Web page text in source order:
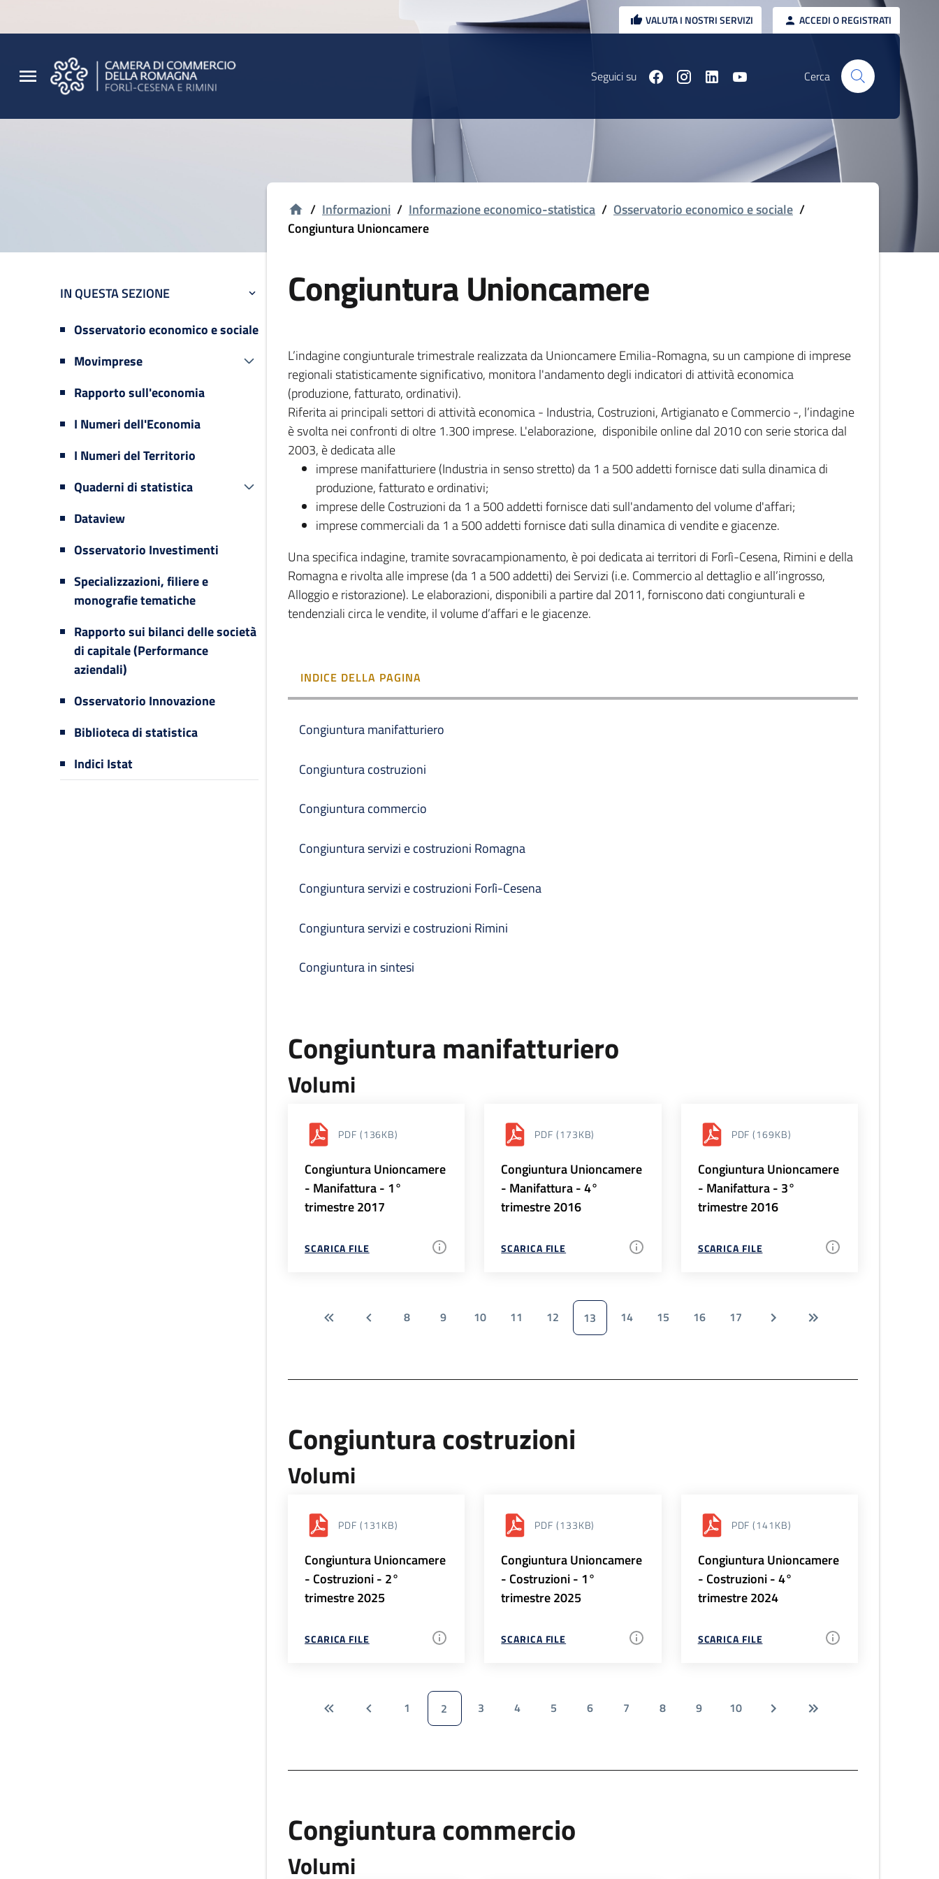
VALUTA I NOSTRI SERVIZI ACCEDI O REGISTRATI
Seguici su Cerca
IN QUESTA SEZIONE
Osservatorio economico e sociale
Movimprese
Rapporto sull'economia
I Numeri dell'Economia
I Numeri del Territorio
Quaderni di statistica
Dataview
Osservatorio Investimenti
Specializzazioni, filiere e
monografie tematiche
Rapporto sui bilanci delle società
di capitale (Performance
aziendali)
Osservatorio Innovazione
Biblioteca di statistica
Indici Istat
/ Informazioni / Informazione economico-statistica / Osservatorio economico e sociale /
Congiuntura Unioncamere
Congiuntura Unioncamere
L’indagine congiunturale trimestrale realizzata da Unioncamere Emilia-Romagna, su un campione di imprese
regionali statisticamente significativo, monitora l'andamento degli indicatori di attività economica
(produzione, fatturato, ordinativi).
Riferita ai principali settori di attività economica - Industria, Costruzioni, Artigianato e Commercio -, l’indagine
è svolta nei confronti di oltre 1.300 imprese. L'elaborazione, disponibile online dal 2010 con serie storica dal
2003, è dedicata alle
imprese manifatturiere (Industria in senso stretto) da 1 a 500 addetti fornisce dati sulla dinamica di
produzione, fatturato e ordinativi;
imprese delle Costruzioni da 1 a 500 addetti fornisce dati sull'andamento del volume d'affari;
imprese commerciali da 1 a 500 addetti fornisce dati sulla dinamica di vendite e giacenze.
Una specifica indagine, tramite sovracampionamento, è poi dedicata ai territori di Forlì-Cesena, Rimini e della
Romagna e rivolta alle imprese (da 1 a 500 addetti) dei Servizi (i.e. Commercio al dettaglio e all’ingrosso,
Alloggio e ristorazione). Le elaborazioni, disponibili a partire dal 2011, forniscono dati congiunturali e
tendenziali circa le vendite, il volume d’affari e le giacenze.
INDICE DELLA PAGINA
Congiuntura manifatturiero
Congiuntura costruzioni
Congiuntura commercio
Congiuntura servizi e costruzioni Romagna
Congiuntura servizi e costruzioni Forlì-Cesena
Congiuntura servizi e costruzioni Rimini
Congiuntura in sintesi
Congiuntura manifatturiero
Volumi
PDF (136KB)
Congiuntura Unioncamere
- Manifattura - 1°
trimestre 2017
SCARICA FILE
PDF (173KB)
Congiuntura Unioncamere
- Manifattura - 4°
trimestre 2016
SCARICA FILE
PDF (169KB)
Congiuntura Unioncamere
- Manifattura - 3°
trimestre 2016
SCARICA FILE
8 9 10 11 12 13 14 15 16 17
Congiuntura costruzioni
Volumi
PDF (131KB)
Congiuntura Unioncamere
- Costruzioni - 2°
trimestre 2025
SCARICA FILE
PDF (133KB)
Congiuntura Unioncamere
- Costruzioni - 1°
trimestre 2025
SCARICA FILE
PDF (141KB)
Congiuntura Unioncamere
- Costruzioni - 4°
trimestre 2024
SCARICA FILE
1 2 3 4 5 6 7 8 9 10
Congiuntura commercio
Volumi